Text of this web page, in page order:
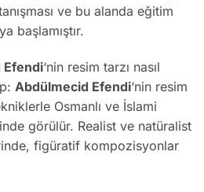
ve bu alanda eğitim
başlamıştır.
Efendi‘nin resim tarzı nasıl
Abdülmecid Efendi‘nin resim
Osmanlı ve İslami
görülür. Realist ve natüralist
figüratif kompozisyonlar